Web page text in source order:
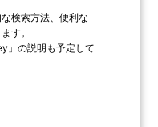
検索方法、便利な
す。
」の説明も予定して